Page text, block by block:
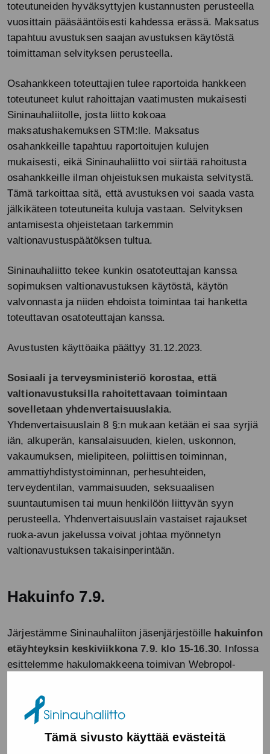
Tämä sivusto käyttää evästeitä
toteutuneiden hyväksyttyjen kustannusten perusteella
vuosittain pääsääntöisesti kahdessa erässä. Maksatus
tapahtuu avustuksen saajan avustuksen käytöstä
toimittaman selvityksen perusteella.
Osahankkeen toteuttajien tulee raportoida hankkeen
toteutuneet kulut rahoittajan vaatimusten mukaisesti
Sininauhaliitolle, josta liitto kokoaa
maksatushakemuksen STM:lle. Maksatus
osahankkeille tapahtuu raportoitujen kulujen
mukaisesti, eikä Sininauhaliitto voi siirtää rahoitusta
osahankkeille ilman ohjeistuksen mukaista selvitystä.
Tämä tarkoittaa sitä, että avustuksen voi saada vasta
jälkikäteen toteutuneita kuluja vastaan. Selvityksen
antamisesta ohjeistetaan tarkemmin
valtionavustuspäätöksen tultua.
Sininauhaliitto tekee kunkin osatoteuttajan kanssa
sopimuksen valtionavustuksen käytöstä, käytön
valvonnasta ja niiden ehdoista toimintaa tai hanketta
toteuttavan osatoteuttajan kanssa.
Avustusten käyttöaika päättyy 31.12.2023.
Sosiaali ja terveysministeriö korostaa, että
valtionavustuksilla rahoitettavaan toimintaan
sovelletaan yhdenvertaisuuslakia.
Yhdenvertaisuuslain 8 §:n mukaan ketään ei saa syrjiä
iän, alkuperän, kansalaisuuden, kielen, uskonnon,
vakaumuksen, mielipiteen, poliittisen toiminnan,
ammattiyhdistystoiminnan, perhesuhteiden,
terveydentilan, vammaisuuden, seksuaalisen
suuntautumisen tai muun henkilöön liittyvän syyn
perusteella. Yhdenvertaisuuslain vastaiset rajaukset
ruoka-avun jakelussa voivat johtaa myönnetyn
valtionavustuksen takaisinperintään.
Hakuinfo 7.9.
Järjestämme Sininauhaliiton jäsenjärjestöille hakuinfon
etäyhteyksin keskiviikkona 7.9. klo 15-16.30. Infossa
esittelemme hakulomakkeena toimivan Webropol-
kysymyksiä. Mukana infossa ovat Sininauhaliiton
talouspäällikkö Marja Mettälä sekä järjestöpäällikkö
Susanna Kiuru.